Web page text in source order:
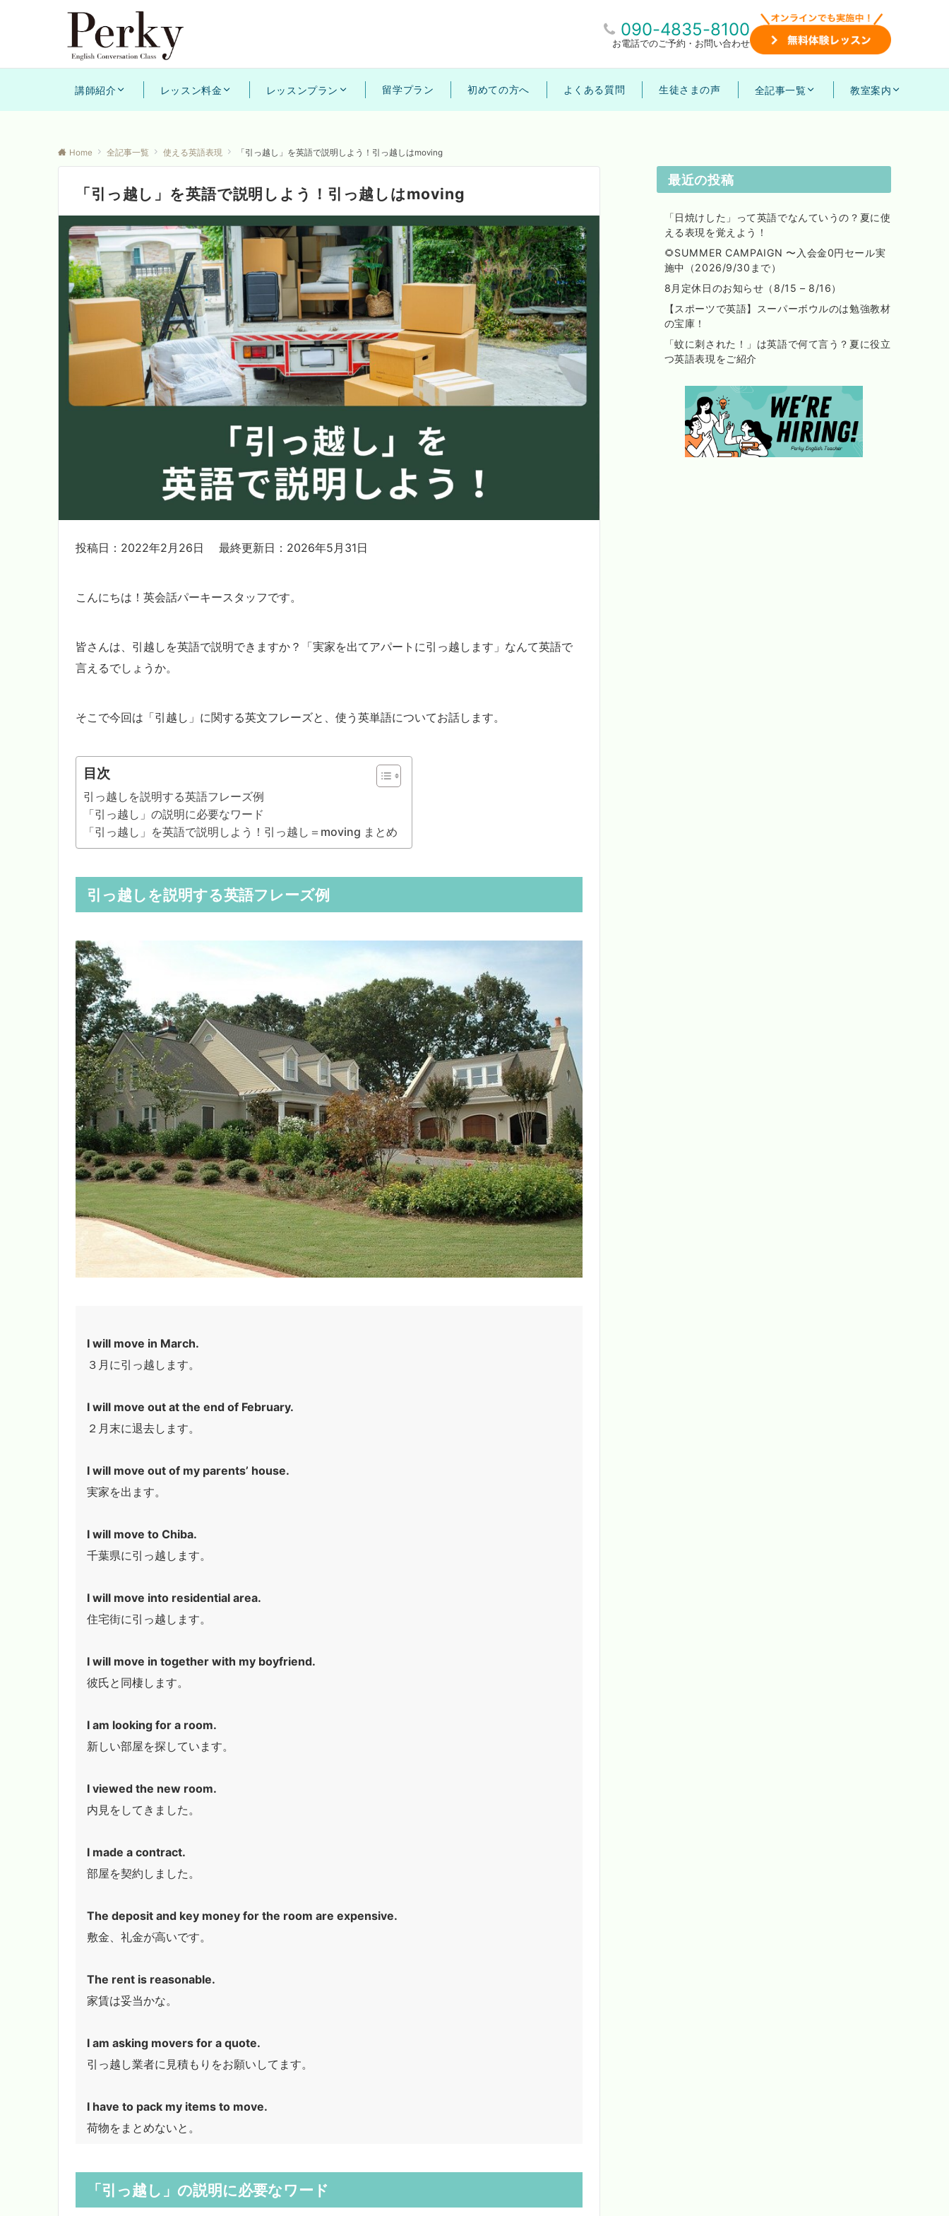
090-4835-8100
お電話でのご予約・お問い合わせ
講師紹介 レッスン料金 レッスンプラン 留学プラン 初めての方へ よくある質問 生徒さまの声 全記事一覧 教室案内
Home 全記事一覧 使える英語表現 「引っ越し」を英語で説明しよう！引っ越しはmoving
「引っ越し」を英語で説明しよう！引っ越しはmoving
投稿日：2022年2月26日 最終更新日：2026年5月31日
こんにちは！英会話パーキースタッフです。
皆さんは、引越しを英語で説明できますか？「実家を出てアパートに引っ越します」なんて英語で
言えるでしょうか。
そこで今回は「引越し」に関する英文フレーズと、使う英単語についてお話します。
目次
引っ越しを説明する英語フレーズ例
「引っ越し」の説明に必要なワード
「引っ越し」を英語で説明しよう！引っ越し＝moving まとめ
引っ越しを説明する英語フレーズ例
I will move in March.
３月に引っ越します。
I will move out at the end of February.
２月末に退去します。
I will move out of my parents’ house.
実家を出ます。
I will move to Chiba.
千葉県に引っ越します。
I will move into residential area.
住宅街に引っ越します。
I will move in together with my boyfriend.
彼氏と同棲します。
I am looking for a room.
新しい部屋を探しています。
I viewed the new room.
内見をしてきました。
I made a contract.
部屋を契約しました。
The deposit and key money for the room are expensive.
敷金、礼金が高いです。
The rent is reasonable.
家賃は妥当かな。
I am asking movers for a quote.
引っ越し業者に見積もりをお願いしてます。
I have to pack my items to move.
荷物をまとめないと。
「引っ越し」の説明に必要なワード
最近の投稿
「日焼けした」って英語でなんていうの？夏に使
える表現を覚えよう！
🌻SUMMER CAMPAIGN 〜入会金0円セール実
施中（2026/9/30まで）
8月定休日のお知らせ（8/15 – 8/16）
【スポーツで英語】スーパーボウルのは勉強教材
の宝庫！
「蚊に刺された！」は英語で何て言う？夏に役立
つ英語表現をご紹介